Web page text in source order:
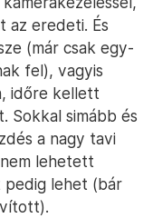
az eredeti. És
(már csak egy-
fel), vagyis
időre kellett
Sokkal simább és
a nagy tavi
lehetett
pedig lehet (bár